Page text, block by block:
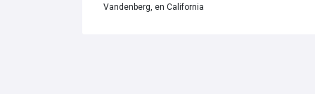
Vandenberg, en California